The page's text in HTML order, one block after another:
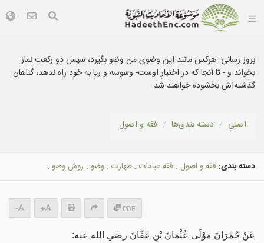
بروز رسانی: هركس مانند اين وضوى من وضو بگیرد، سپس دو ركعت نماز
بخواند و - تا آنجا که در اختيارِ اوست- وسوسه و ريا به خود راه ندهد، گناهان
گذشته‌اش بخشوده خواهند شد
اصلی دسته بندى‌ها فقه و اصول
دسته بندی: فقه و اصول . فقه عبادات . طهارت . وضو . روش وضو .
PDF
+
-
عَنْ ‌حُمْرَانَ مَوْلَى عُثْمَانَ بْنِ عَفَّانَ رضي الله عنه: